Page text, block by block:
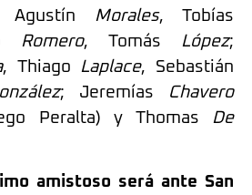
Agustín
Morales, Tobías
Romero, Tomás López;
, Thiago Laplace, Sebastián
; Jeremías
Chavero
Peralta) y Thomas
De
amistoso será ante San